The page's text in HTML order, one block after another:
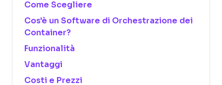
Come Scegliere
Cos'è un Software di Orchestrazione dei
Container?
Funzionalità
Vantaggi
Costi e Prezzi